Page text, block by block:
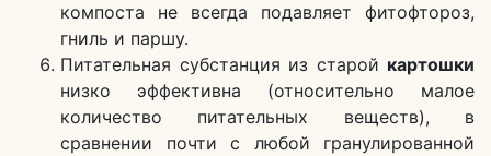
компоста не всегда подавляет фитофтороз,
гниль и паршу.
Питательная субстанция из старой картошки
низко эффективна (относительно малое
количество питательных веществ), в
сравнении почти с любой гранулированной